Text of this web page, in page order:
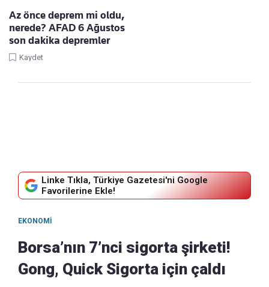
Az önce deprem mi oldu,
nerede? AFAD 6 Ağustos
son dakika depremler
Kaydet
Linke Tıkla, Türkiye Gazetesi'ni Google
Favorilerine Ekle!
EKONOMI
Borsa’nın 7’nci sigorta şirketi!
Gong, Quick Sigorta için çaldı